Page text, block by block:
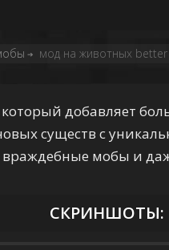
➔ мод на животных better
добавляет
существ с
мобы и
СКРИНШОТЫ: